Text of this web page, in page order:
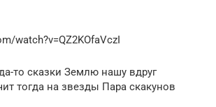
watch?v=QZ2KOfaVczI
то сказки Землю нашу вдруг
тогда на звезды Пара скакунов